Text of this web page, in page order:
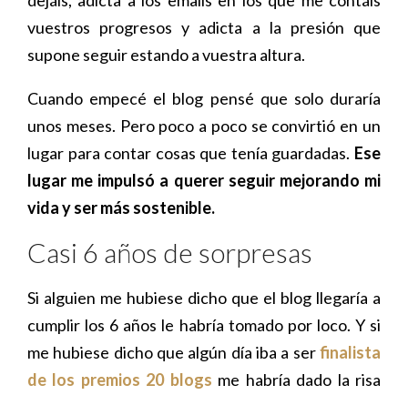
vuestros progresos y adicta a la presión que
supone seguir estando a vuestra altura.
Cuando empecé el blog pensé que solo duraría
unos meses. Pero poco a poco se convirtió en un
lugar para contar cosas que tenía guardadas. Ese
lugar me impulsó a querer seguir mejorando mi
vida y ser más sostenible.
Casi 6 años de sorpresas
Si alguien me hubiese dicho que el blog llegaría a
cumplir los 6 años le habría tomado por loco. Y si
me hubiese dicho que algún día iba a serfinalista
de los premios 20 blogs me habría dado la risa